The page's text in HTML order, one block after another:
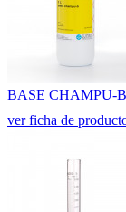
BASE CHAMPU-B
ver ficha de